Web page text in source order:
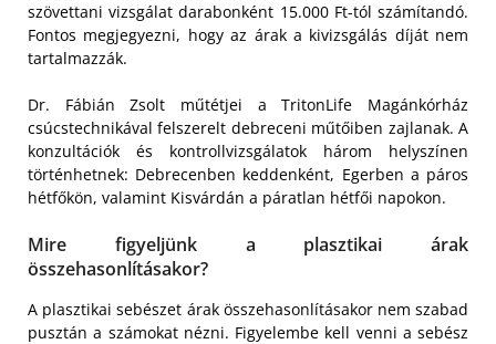
szövettani vizsgálat darabonként 15.000 Ft-tól számítandó.
Fontos megjegyezni, hogy az árak a kivizsgálás díját nem
tartalmazzák.
Dr. Fábián Zsolt műtétjei a TritonLife Magánkórház
csúcstechnikával felszerelt debreceni műtőiben zajlanak. A
konzultációk és kontrollvizsgálatok három helyszínen
történhetnek: Debrecenben keddenként, Egerben a páros
hétfőkön, valamint Kisvárdán a páratlan hétfői napokon.
Mire figyeljünk a plasztikai árak
összehasonlításakor?
A plasztikai sebészet árak összehasonlításakor nem szabad
pusztán a számokat nézni. Figyelembe kell venni a sebész